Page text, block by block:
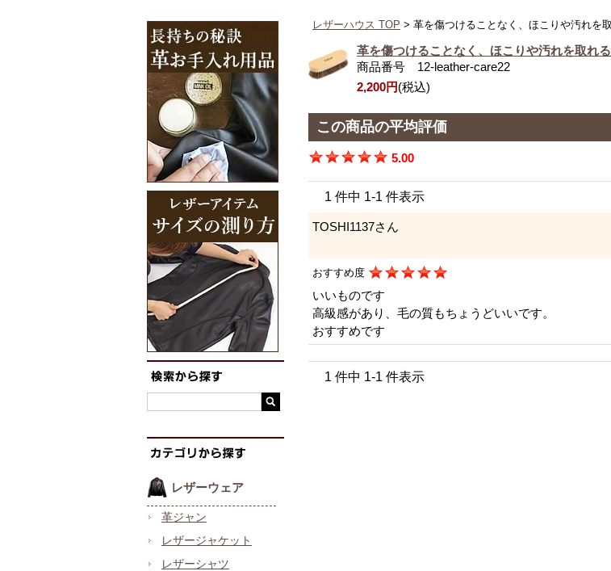
レザーウェア
革ジャン
レザージャケット
レザーシャツ
レザーハウス TOP > 革を傷つけることなく、ほこりや汚れを
革を傷つけることなく、ほこりや汚れを取れ
商品番号 12-leather-care22
2,200円(税込)
この商品の平均評価
5.00
1 件中 1-1 件表示
TOSHI1137さん
おすすめ度
いいものです
高級感があり、毛の質もちょうどいいです。
おすすめです
1 件中 1-1 件表示